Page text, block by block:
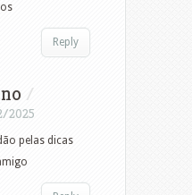
Reply
/
2025
pelas dicas